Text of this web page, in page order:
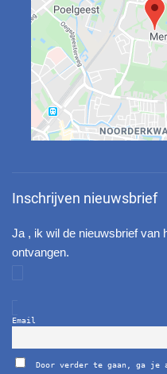
Inschrijven nieuwsbrief
Ja , ik wil de nieuwsbrief van
ontvangen.
Email
Door verder te gaan, ga je